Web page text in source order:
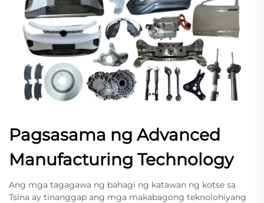
Pagsasama ng Advanced
Manufacturing Technology
Ang mga tagagawa ng bahagi ng katawan ng kotse sa
Tsina ay tinanggap ang mga makabagong teknolohiyang